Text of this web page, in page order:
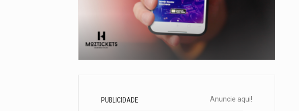
PUBLICIDADE Anuncie aqui!